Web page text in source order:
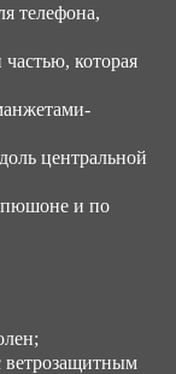
телефона,
которая
центральной
и по
ветрозащитным